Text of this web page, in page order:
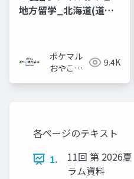
地方留学_北海道(道南)
ポケマル
おやこ地
9.4K
各ページのテキスト
1.
11回 第 2026
ラム資料